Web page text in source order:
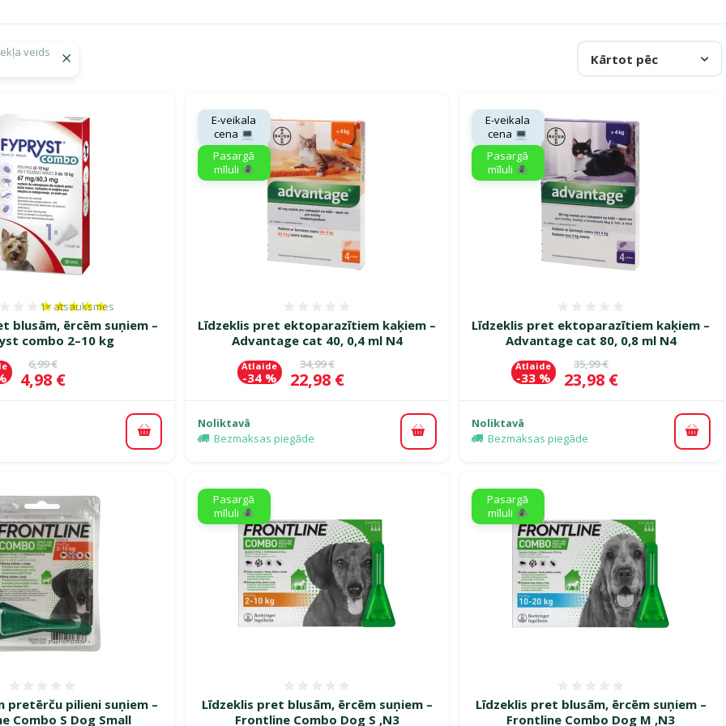
veids Kārtot pēc
blusām, ērcēm suņiem –
combo 2–10 kg
Atsauksmes 100%, reitingu skaits: 1
1× atsauksmes
Oriģinālā cena
6,99 €
Cena
4,98 €
Pievienot grozam
Līdzeklis pret ektoparazītiem kaķiem –
Advantage cat 40, 0,4 ml N4
Oriģinālā cena
34,99 €
Cena
22,98 €
Atlaide
-34 %
E-veikala
cena 💻
Pasargā
mīluli 🕷️
Noliktavā
Bezmaksas piegāde
Pievienot grozam
Līdzeklis pret ektoparazītiem kaķiem –
Advantage cat 80, 0,8 ml N4
Oriģinālā cena
35,99 €
Cena
23,98 €
Atlaide
-33 %
E-veikala
cena 💻
Pasargā
mīluli 🕷️
Noliktavā
Bezmaksas piegāde
pretērču pilieni suņiem –
Combo S Dog Small
Līdzeklis pret blusām, ērcēm suņiem –
Frontline Combo Dog S ,N3
Pasargā
mīluli 🕷️
Līdzeklis pret blusām, ērcēm suņiem –
Frontline Combo Dog M ,N3
Pasargā
mīluli 🕷️